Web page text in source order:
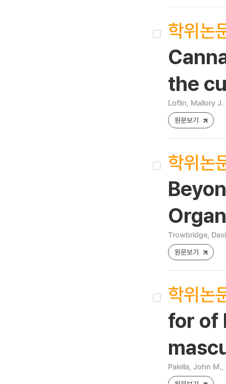
학위논
the
Loflin, Mallory J.
원문보기
학위논
Trowbridge,
원문보기
학위논
for of
Palella, John M.,